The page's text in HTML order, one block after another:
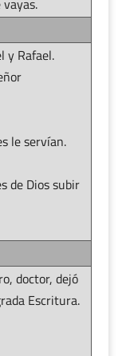
y Rafael.
le servían.
de Dios subir
doctor, dejó
Escritura.